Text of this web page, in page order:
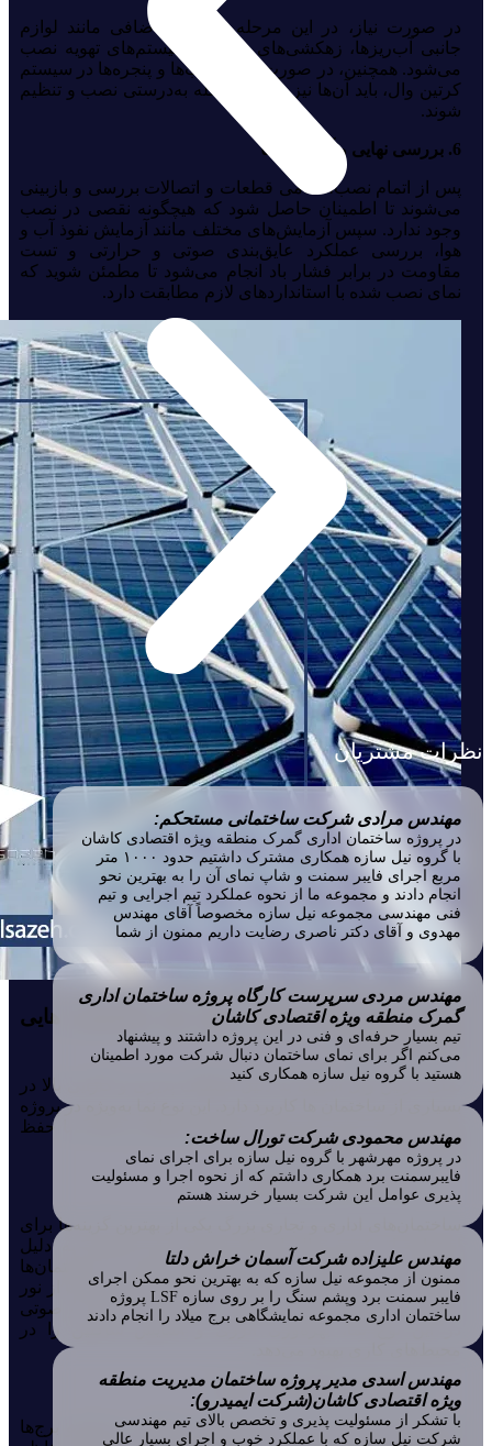
در صورت نیاز، در این مرحله تجهیزات اضافی مانند لوازم
جانبی آب‌ریزها، زهکشی‌های ویژه، و سیستم‌های تهویه نصب
می‌شود. همچنین، در صورت وجود درب‌ها و پنجره‌ها در سیستم
کرتین وال، باید آن‌ها نیز در این مرحله به‌درستی نصب و تنظیم
شوند.
6. بررسی نهایی و آزمایش‌ ها
پس از اتمام نصب، تمامی قطعات و اتصالات بررسی و بازبینی
می‌شوند تا اطمینان حاصل شود که هیچگونه نقصی در نصب
وجود ندارد. سپس آزمایش‌های مختلف مانند آزمایش نفوذ آب و
هوا، بررسی عملکرد عایق‌بندی صوتی و حرارتی و تست
مقاومت در برابر فشار باد انجام می‌شود تا مطمئن شوید که
نمای نصب شده با استانداردهای لازم مطابقت دارد.
نمای کرتین وال استیک برای چه ساختمان هایی
مناسب است؟
نمای کرتین وال استیک به دلیل انعطاف‌ پذیری و کارایی بالا در
بسیاری از ساختمان‌ ها کاربرد دارد. این نوع نما به‌ویژه در پروژه‌
های معماری مدرن که نیاز به نماهای شفاف و جذاب با حفظ
کارایی دارند، بسیار مناسب است.
ساختمان‌ اداری و تجاری
ساختمان‌های اداری و تجاری بزرگ یکی از بهترین گزینه‌ها برای
استفاده از کرتین وال استیک هستند. این سیستم به دلیل
استفاده از شیشه‌های بزرگ و فریم‌های باریک، به ساختمان‌ها
ظاهری مدرن و شفاف می‌بخشد و امکان استفاده بهینه از نور
طبیعی را فراهم می‌کند. همچنین، عایق‌بندی حرارتی و صوتی
در این نوع نما، بهره‌وری انرژی و آسایش ساکنین را در
ساختمان‌ مسکونی بلند مرتبه
کرتین وال استیک برای ساختمان‌های مسکونی مرتفع و برج‌ها
نظرات مشتریان
در پروژه ساختمان اداری گمرک منطقه ویژه اقتصادی کاشان
با گروه نیل سازه همکاری مشترک داشتیم حدود ۱۰۰۰ متر
مربع اجرای فایبر سمنت و شاپ نمای آن را به بهترین نحو
انجام دادند و مجموعه ما از نحوه عملکرد تیم اجرایی و تیم
فنی مهندسی مجموعه نیل سازه مخصوصاً آقای مهندس
مهدوی و آقای دکتر ناصری رضایت داریم ممنون از شما
مهندس مرادی شرکت ساختمانی مستحکم:
تیم بسیار حرفه‌ای و فنی در این پروژه داشتند و پیشنهاد
می‌کنم اگر برای نمای ساختمان دنبال شرکت مورد اطمینان
هستید با گروه نیل سازه همکاری کنید
مهندس مردی سرپرست کارگاه پروژه ساختمان اداری
گمرک منطقه ویژه اقتصادی کاشان
در پروژه مهرشهر با گروه نیل سازه برای اجرای نمای
فایبرسمنت برد همکاری داشتم که از نحوه اجرا و مسئولیت
پذیری عوامل این شرکت بسیار خرسند هستم
مهندس محمودی شرکت تورال ساخت:
ممنون از مجموعه نیل سازه که به بهترین نحو ممکن اجرای
فایبر سمنت برد وپشم سنگ را بر روی سازه LSF پروژه
ساختمان اداری مجموعه نمایشگاهی برج میلاد را انجام دادند
مهندس علیزاده شرکت آسمان خراش دلتا
با تشکر از مسئولیت پذیری و تخصص بالای تیم مهندسی
شرکت نیل سازه که با عملکرد خوب و اجرای بسیار عالی
مهندس اسدی مدیر پروژه ساختمان مدیریت منطقه
ویژه اقتصادی کاشان(شرکت ایمیدرو):